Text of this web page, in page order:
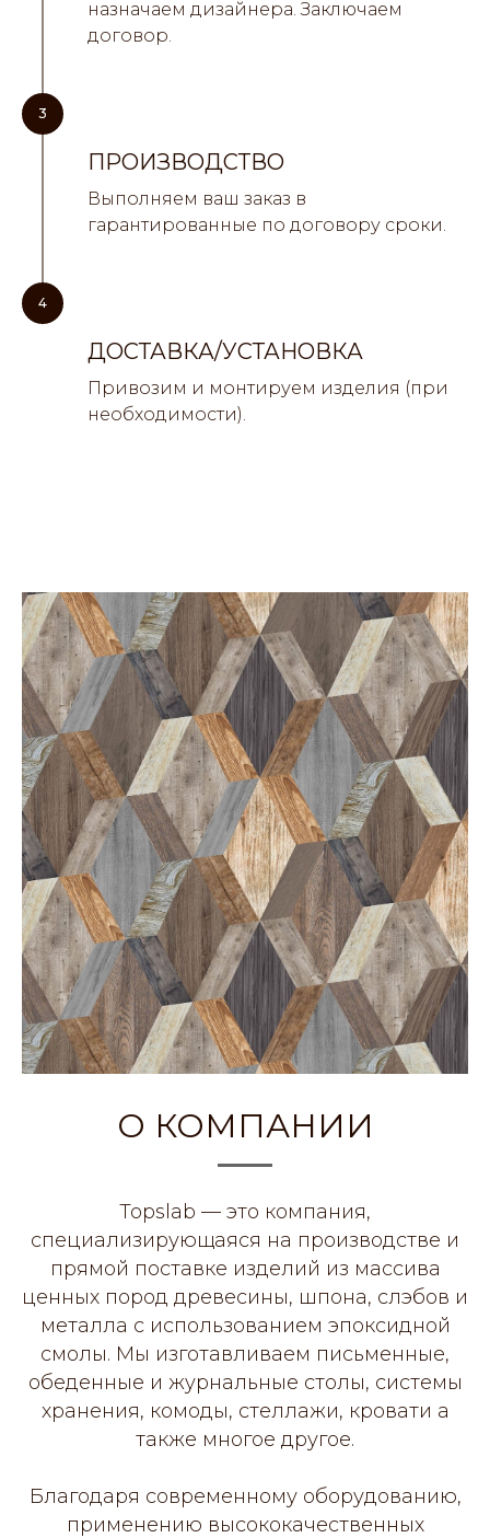
назначаем дизайнера. Заключаем
договор.
3
ПРОИЗВОДСТВО
Выполняем ваш заказ в
гарантированные по договору сроки.
4
ДОСТАВКА/УСТАНОВКА
Привозим и монтируем изделия (при
необходимости).
О КОМПАНИИ
Topslab — это компания,
специализирующаяся на производстве и
прямой поставке изделий из массива
ценных пород древесины, шпона, слэбов и
металла с использованием эпоксидной
смолы. Мы изготавливаем письменные,
обеденные и журнальные столы, системы
хранения, комоды, стеллажи, кровати а
также многое другое.
Благодаря современному оборудованию,
применению высококачественных